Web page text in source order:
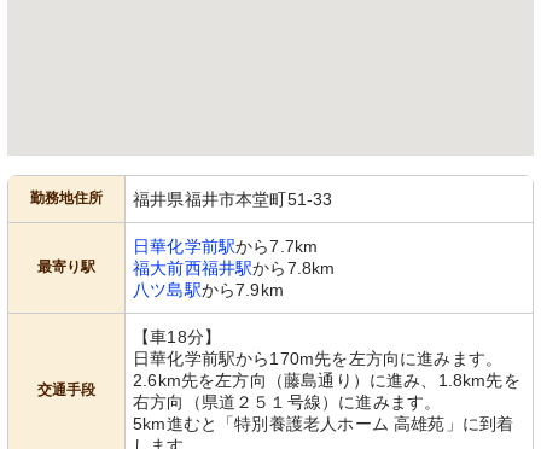
勤務地住所 福井県福井市本堂町51-33
最寄り駅
日華化学前駅から7.7km
福大前西福井駅から7.8km
八ツ島駅から7.9km
交通手段
【車18分】
日華化学前駅から170m先を左方向に進みます。
2.6km先を左方向（藤島通り）に進み、1.8km先を
右方向（県道２５１号線）に進みます。
5km進むと「特別養護老人ホーム 高雄苑」に到着